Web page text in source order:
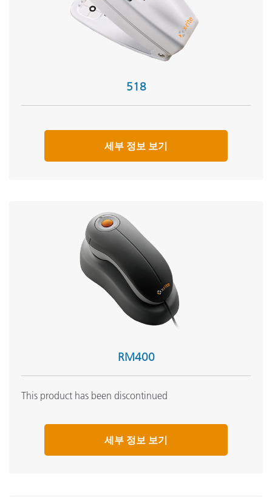
518
세부 정보 보기
RM400
This product has been discontinued
세부 정보 보기